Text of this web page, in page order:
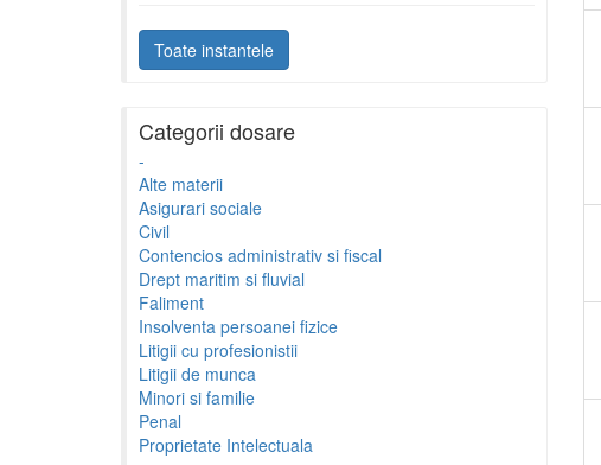
Toate instantele
Categorii dosare
-
Alte materii
Asigurari sociale
Civil
Contencios administrativ si fiscal
Drept maritim si fluvial
Faliment
Insolventa persoanei fizice
Litigii cu profesionistii
Litigii de munca
Minori si familie
Penal
Proprietate Intelectuala